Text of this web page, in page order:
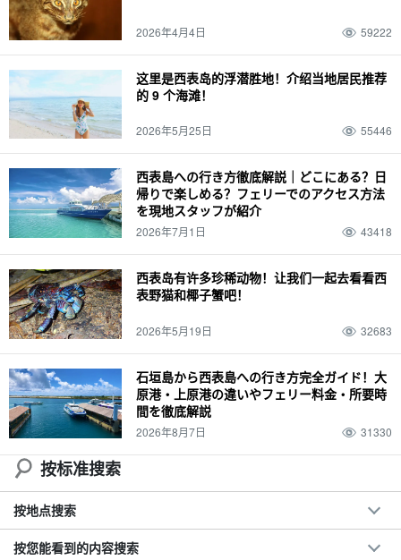
动物 西表野猫（Prionailurus bengalensis iriomotensis）
2026年4月4日 59222
这里是西表岛的浮潜胜地！介绍当地居民推荐
的 9 个海滩！
2026年5月25日 55446
西表島への行き方徹底解説｜どこにある？日
帰りで楽しめる？フェリーでのアクセス方法
を現地スタッフが紹介
2026年7月1日 43418
西表岛有许多珍稀动物！让我们一起去看看西
表野猫和椰子蟹吧！
2026年5月19日 32683
石垣島から西表島への行き方完全ガイド！大
原港・上原港の違いやフェリー料金・所要時
間を徹底解説
2026年8月7日 31330
按标准搜索
按地点搜索
按您能看到的内容搜索